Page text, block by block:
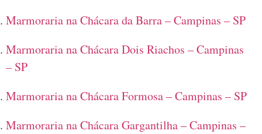
Marmoraria na Chácara da Barra – Campinas – SP
Marmoraria na Chácara Dois Riachos – Campinas
– SP
Marmoraria na Chácara Formosa – Campinas – SP
Marmoraria na Chácara Gargantilha – Campinas –